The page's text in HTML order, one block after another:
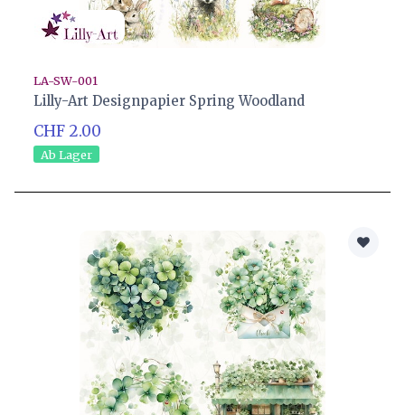
LA-SW-001
Lilly-Art Designpapier Spring Woodland
CHF 2.00
Ab Lager